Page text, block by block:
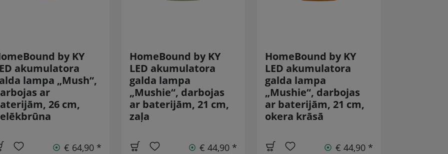
by KY
akumulatora
lampa „Mush“,
ar
26 cm,
€ 64,90 *
HomeBound by KY
LED akumulatora
galda lampa
„Mushie“, darbojas
ar baterijām, 21 cm,
zaļa
€ 44,90 *
HomeBound by KY
LED akumulatora
galda lampa
„Mushie“, darbojas
ar baterijām, 21 cm,
okera krāsā
€ 44,90 *